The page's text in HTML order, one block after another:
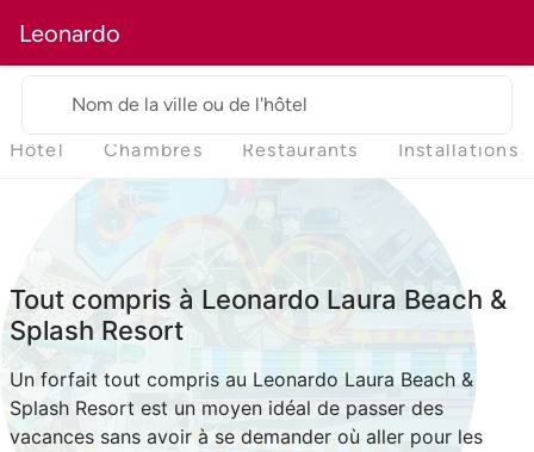
Leonardo
Nom de la ville ou de l'hôtel
Hôtel Chambres Restaurants Installations
Tout compris à Leonardo Laura Beach &
Splash Resort
Un forfait tout compris au Leonardo Laura Beach &
Splash Resort est un moyen idéal de passer des
vacances sans avoir à se demander où aller pour les